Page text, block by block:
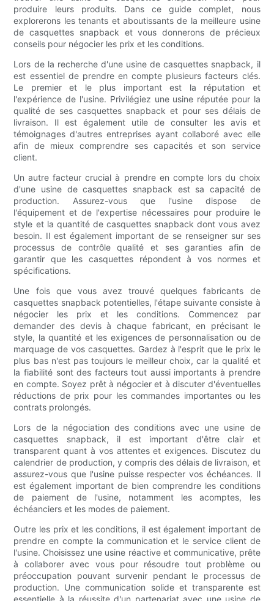
produire leurs produits. Dans ce guide complet, nous
explorerons les tenants et aboutissants de la meilleure usine
de casquettes snapback et vous donnerons de précieux
conseils pour négocier les prix et les conditions.
Lors de la recherche d'une usine de casquettes snapback, il
est essentiel de prendre en compte plusieurs facteurs clés.
Le premier et le plus important est la réputation et
l'expérience de l'usine. Privilégiez une usine réputée pour la
qualité de ses casquettes snapback et pour ses délais de
livraison. Il est également utile de consulter les avis et
témoignages d'autres entreprises ayant collaboré avec elle
afin de mieux comprendre ses capacités et son service
client.
Un autre facteur crucial à prendre en compte lors du choix
d'une usine de casquettes snapback est sa capacité de
production. Assurez-vous que l'usine dispose de
l'équipement et de l'expertise nécessaires pour produire le
style et la quantité de casquettes snapback dont vous avez
besoin. Il est également important de se renseigner sur ses
processus de contrôle qualité et ses garanties afin de
garantir que les casquettes répondent à vos normes et
spécifications.
Une fois que vous avez trouvé quelques fabricants de
casquettes snapback potentielles, l'étape suivante consiste à
négocier les prix et les conditions. Commencez par
demander des devis à chaque fabricant, en précisant le
style, la quantité et les exigences de personnalisation ou de
marquage de vos casquettes. Gardez à l'esprit que le prix le
plus bas n'est pas toujours le meilleur choix, car la qualité et
la fiabilité sont des facteurs tout aussi importants à prendre
en compte. Soyez prêt à négocier et à discuter d'éventuelles
réductions de prix pour les commandes importantes ou les
contrats prolongés.
Lors de la négociation des conditions avec une usine de
casquettes snapback, il est important d'être clair et
transparent quant à vos attentes et exigences. Discutez du
calendrier de production, y compris des délais de livraison, et
assurez-vous que l'usine puisse respecter vos échéances. Il
est également important de bien comprendre les conditions
de paiement de l'usine, notamment les acomptes, les
échéanciers et les modes de paiement.
Outre les prix et les conditions, il est également important de
prendre en compte la communication et le service client de
l'usine. Choisissez une usine réactive et communicative, prête
à collaborer avec vous pour résoudre tout problème ou
préoccupation pouvant survenir pendant le processus de
production. Une communication solide et transparente est
essentielle à la réussite d'un partenariat avec une usine de